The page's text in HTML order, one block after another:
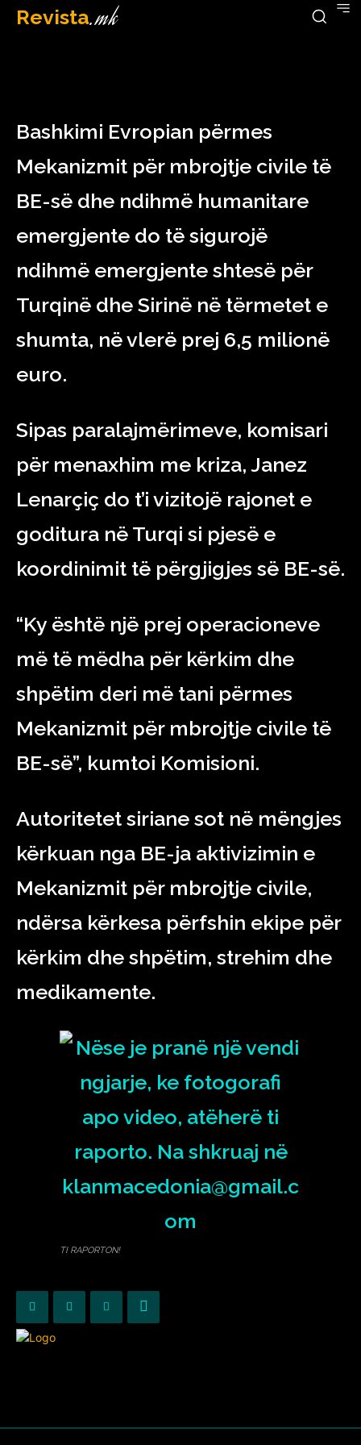
Revista.mk
February 8, 2023
Bashkimi Evropian përmes
Mekanizmit për mbrojtje civile të
BE-së dhe ndihmë humanitare
emergjente do të sigurojë
ndihmë emergjente shtesë për
Turqinë dhe Sirinë në tërmetet e
shumta, në vlerë prej 6,5 milionë
euro.
Sipas paralajmërimeve, komisari
për menaxhim me kriza, Janez
Lenarçiç do t’i vizitojë rajonet e
goditura në Turqi si pjesë e
koordinimit të përgjigjes së BE-së.
“Ky është një prej operacioneve
më të mëdha për kërkim dhe
shpëtim deri më tani përmes
Mekanizmit për mbrojtje civile të
BE-së”, kumtoi Komisioni.
Autoritetet siriane sot në mëngjes
kërkuan nga BE-ja aktivizimin e
Mekanizmit për mbrojtje civile,
ndërsa kërkesa përfshin ekipe për
kërkim dhe shpëtim, strehim dhe
medikamente.
TI RAPORTON!